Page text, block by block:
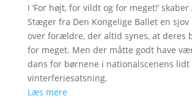
I ’For højt, for vildt og for meget!’
Stæger fra Den Kongelige Ballet en
over forældre, der altid synes, at deres
for meget. Men der måtte godt have
dans for børnene i nationalscenens lidt
vinterferiesatsning.
Læs mere